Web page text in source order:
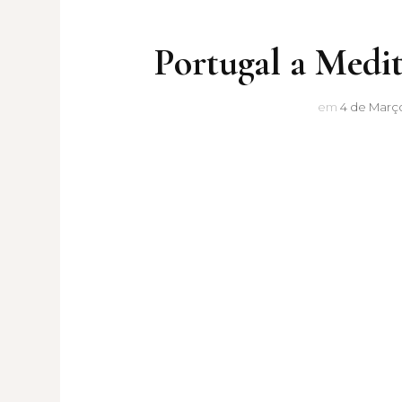
Portugal a
em 4 de